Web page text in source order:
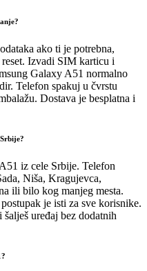
ako ti je potrebna,
Izvadi SIM karticu i
Galaxy A51 normalno
Telefon spakuj u čvrstu
Dostava je besplatna i
iz cele Srbije. Telefon
Niša, Kragujevca,
ili bilo kog manjeg mesta.
je isti za sve korisnike.
uređaj bez dodatnih